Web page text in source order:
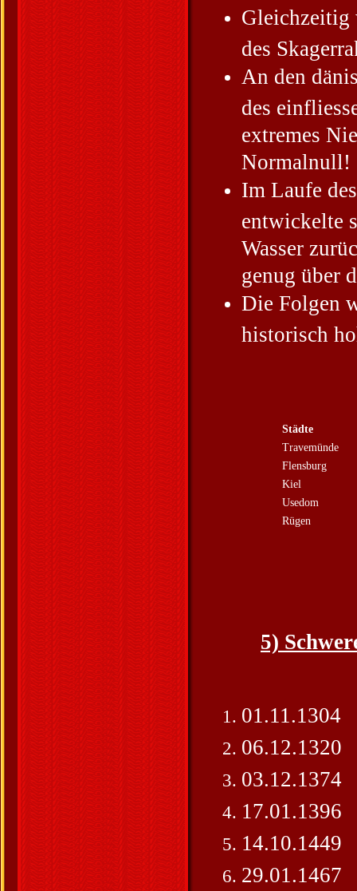
Gleichzeitig
des
An den
des
extremes
Normalnull!
Im Laufe
entwickelte
Wasser
genug über
Die Folgen
historisch
Städte
Travemünde
Flensburg
Kiel
Usedom
Rügen
5)
01.11.1304
06.12.1320
03.12.1374
17.01.1396
14.10.1449
29.01.1467